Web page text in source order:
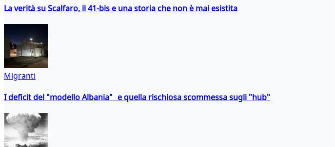
La verità su Scalfaro, il 41-bis e una storia che non è mai esistita
Migranti
I deficit del "modello Albania" e quella rischiosa scommessa sugli "hub"